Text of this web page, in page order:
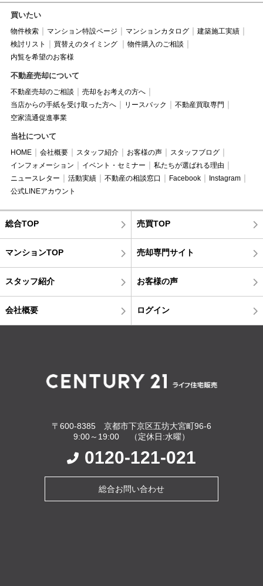
買いたい
物件検索 マンション特設ページ マンションカタログ
建築施工実績
検討リスト
買替えのタイミング
物件購入のご相談
内覧を希望のお客様
不動産売却について
不動産売却のご相談
売却をお考えの方へ
当店からの手紙を受け取った方へ
リースバック
不動産買取専門
空家流通促進事業
当社について
HOME 会社概要 スタッフ紹介 お客様の声
スタッフブログ
インフォメーション
イベント・セミナー
私たちが選ばれる理由
ニュースレター
活動実績 不動産の相談窓口 Facebook
Instagram
公式LINEアカウント
総合TOP 売買TOP
マンションTOP 売却専門サイト
スタッフ紹介 お客様の声
会社概要 ログイン
〒600-8385 京都市下京区五坊大宮町96-6
9:00～19:00 （定休日:水曜）
0120-121-021
総合お問い合わせ